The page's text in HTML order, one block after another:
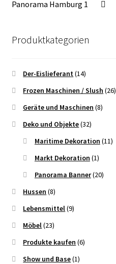
Panorama Hamburg 1
Produktkategorien
Der-Eislieferant(14)
Frozen Maschinen / Slush (26)
Geräte und Maschinen (8)
Deko und Objekte(32)
Maritime Dekoration (11)
Markt Dekoration (1)
Panorama Banner(20)
Hussen (8)
Lebensmittel(9)
Möbel(23)
Produkte kaufen (6)
Show und Base(1)